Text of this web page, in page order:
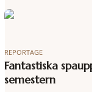
den smått osannolika
REPORTAGE
Fantastiska
semestern